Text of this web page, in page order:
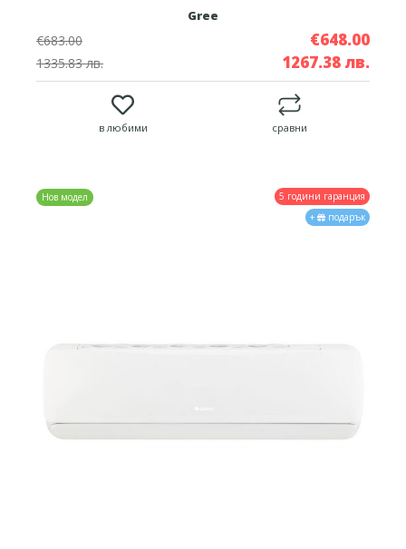
Gree
€683.00 €648.00
1335.83 лв. 1267.38 лв.
в любими сравни
5 години гаранция
+
подарък
Нов модел